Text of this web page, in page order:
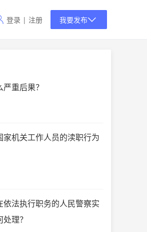
登录 | 注册 我要发布
重后果？
机关工作人员的渎职行为
法执行职务的人民警察实
理？